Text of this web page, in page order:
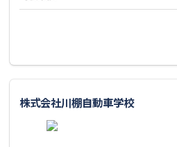
株式会社川棚自動車学校